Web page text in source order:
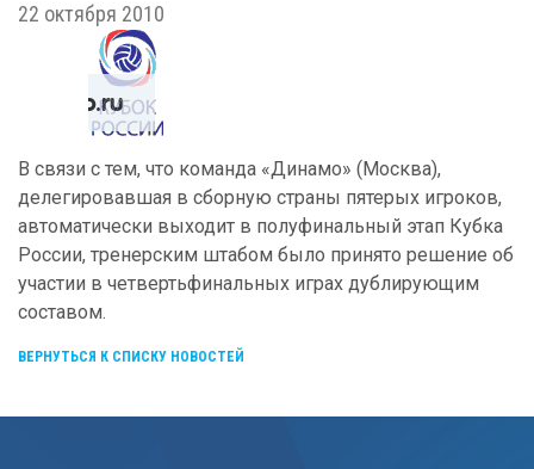
22 октября 2010
В связи с тем, что команда «Динамо» (Москва),
делегировавшая в сборную страны пятерых игроков,
автоматически выходит в полуфинальный этап Кубка
России, тренерским штабом было принято решение об
участии в четвертьфинальных играх дублирующим
составом.
ВЕРНУТЬСЯ К СПИСКУ НОВОСТЕЙ